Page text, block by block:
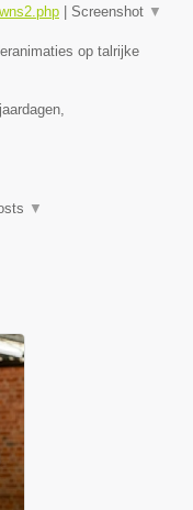
Screenshot ▼
op talrijke
▼